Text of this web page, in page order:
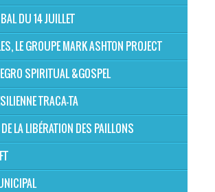
DU 14 JUILLET
LE GROUPE MARK ASHTON PROJECT
SPIRITUAL &GOSPEL
TRACA-TA
LA LIBÉRATION DES PAILLONS